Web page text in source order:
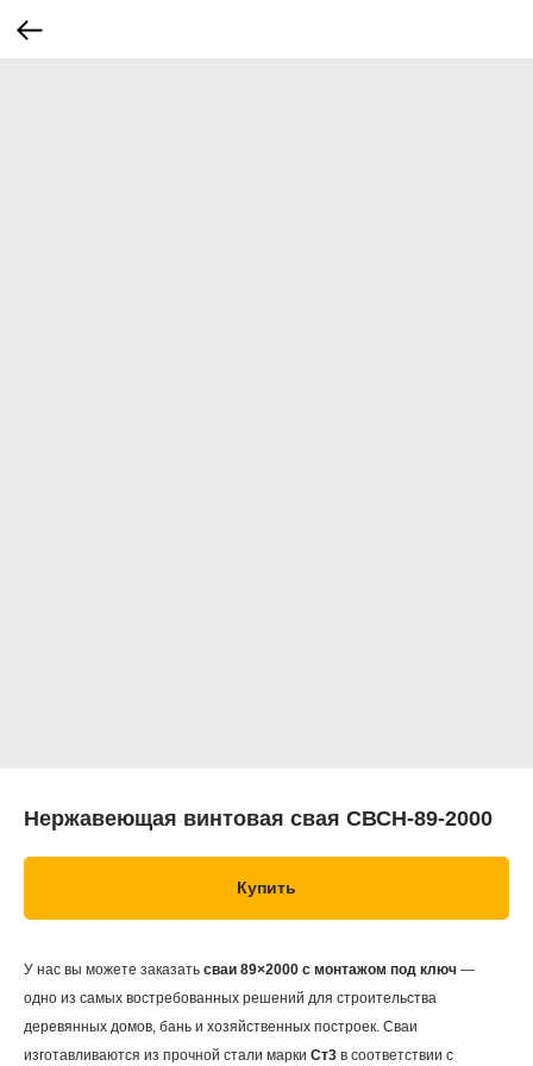
Нержавеющая винтовая свая СВСН-89-2000
Купить
У нас вы можете заказать сваи 89×2000 с монтажом под ключ —
одно из самых востребованных решений для строительства
деревянных домов, бань и хозяйственных построек. Сваи
изготавливаются из прочной стали марки Ст3 в соответствии с